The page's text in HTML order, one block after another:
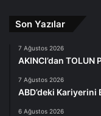
Son Yazılar
7 Ağustos 2026
AKINCI’dan TOLUN
7 Ağustos 2026
ABD’deki Kariyerini
6 Ağustos 2026